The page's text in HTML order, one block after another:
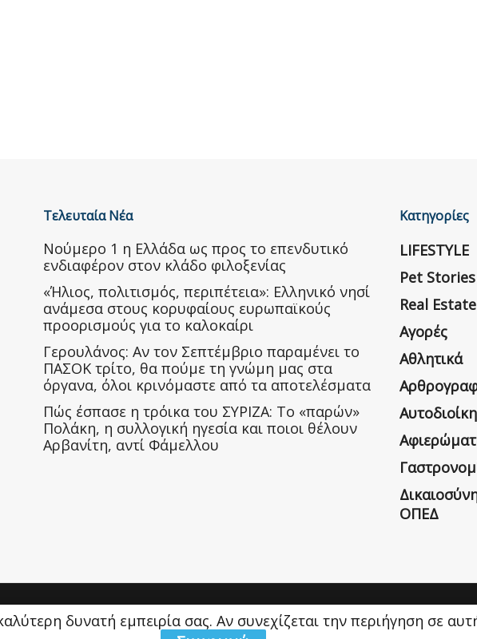
Τελευταία Νέα
Nούμερο 1 η Ελλάδα ως προς το επενδυτικό
ενδιαφέρον στον κλάδο φιλοξενίας
«Ήλιος, πολιτισμός, περιπέτεια»: Ελληνικό νησί
ανάμεσα στους κορυφαίους ευρωπαϊκούς
προορισμούς για το καλοκαίρι
Γερουλάνος: Αν τον Σεπτέμβριο παραμένει το
ΠΑΣΟΚ τρίτο, θα πούμε τη γνώμη μας στα
όργανα, όλοι κρινόμαστε από τα αποτελέσματα
Πώς έσπασε η τρόικα του ΣΥΡΙΖΑ: Το «παρών»
Πολάκη, η συλλογική ηγεσία και ποιοι θέλουν
Αρβανίτη, αντί Φάμελλου
Κατηγορίες
LIFESTYLE
Pet Stories
Real Estate
Αγορές
Αθλητικά
ΟΠΕΔ
δυνατή εμπειρία σας. Αν συνεχίζεται την περιήγηση σε